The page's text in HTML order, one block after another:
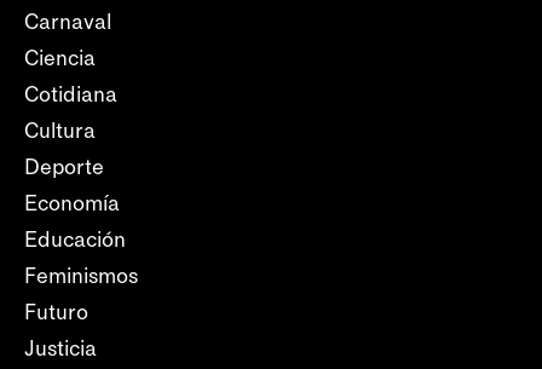
Carnaval
Ciencia
Cotidiana
Cultura
Deporte
Economía
Educación
Feminismos
Futuro
Justicia